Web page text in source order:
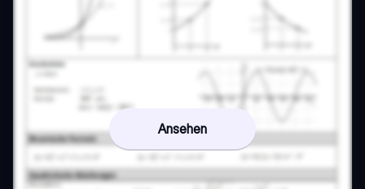
Ansehen